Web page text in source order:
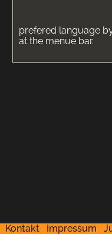
prefered language
at the menue bar.
Kontakt Impressum